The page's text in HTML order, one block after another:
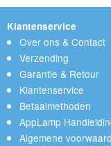
Klantenservice
Over ons & Contact
Verzending
Garantie & Retour
Klantenservice
Betaalmethoden
AppLamp
Algemene